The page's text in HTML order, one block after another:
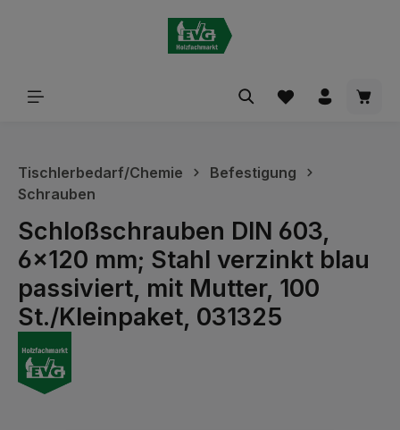
Tischlerbedarf/Chemie
Befestigung
Schrauben
Schloßschrauben DIN 603,
6x120 mm; Stahl verzinkt blau
passiviert, mit Mutter, 100
St./Kleinpaket, 031325